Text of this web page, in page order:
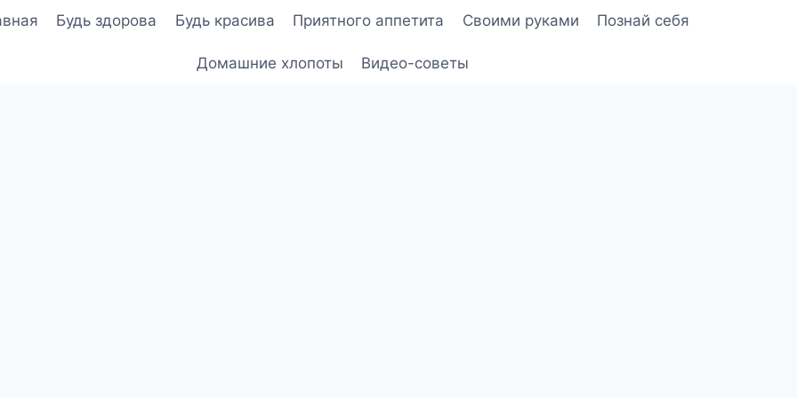
Будь здорова Будь красива Приятного аппетита Своими руками Познай себя
Домашние хлопоты Видео-советы